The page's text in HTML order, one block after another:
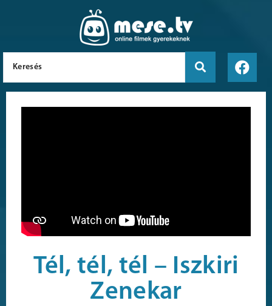
Tél, tél, tél – Iszkiri
Zenekar